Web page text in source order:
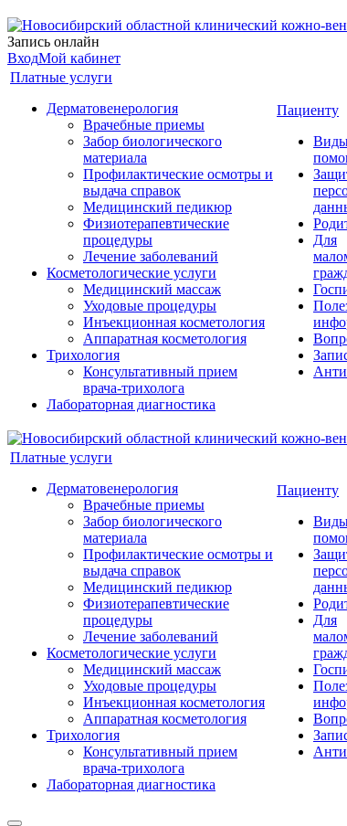
Запись онлайн
ВходМой кабинет
Платные услуги
Дерматовенерология
Врачебные приемы
Забор биологического
материала
Профилактические осмотры и
выдача справок
Медицинский педикюр
Физиотерапевтические
процедуры
Лечение заболеваний
Косметологические услуги
Медицинский массаж
Уходовые процедуры
Инъекционная косметология
Аппаратная косметология
Трихология
Консультативный прием
врача-трихолога
Лабораторная диагностика
Пациенту
Для
Платные услуги
Дерматовенерология
Врачебные приемы
Забор биологического
материала
Профилактические осмотры и
выдача справок
Медицинский педикюр
Физиотерапевтические
процедуры
Лечение заболеваний
Косметологические услуги
Медицинский массаж
Уходовые процедуры
Инъекционная косметология
Аппаратная косметология
Трихология
Консультативный прием
врача-трихолога
Лабораторная диагностика
Пациенту
Для